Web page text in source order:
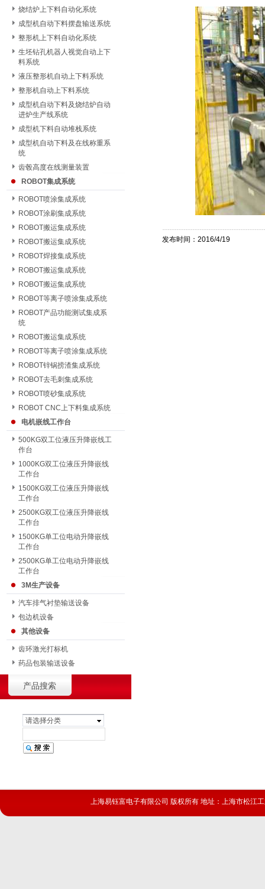
烧结炉上下料自动化系统
成型机自动下料摆盘输送系统
整形机上下料自动化系统
生坯钻孔机器人视觉自动上下
料系统
液压整形机自动上下料系统
整形机自动上下料系统
成型机自动下料及烧结炉自动
进炉生产线系统
成型机下料自动堆栈系统
成型机自动下料及在线称重系
统
齿毂高度在线测量装置
ROBOT集成系统
ROBOT喷涂集成系统
ROBOT涂刷集成系统
ROBOT搬运集成系统
ROBOT搬运集成系统
ROBOT焊接集成系统
ROBOT搬运集成系统
ROBOT搬运集成系统
ROBOT等离子喷涂集成系统
ROBOT产品功能测试集成系
统
ROBOT搬运集成系统
ROBOT等离子喷涂集成系统
ROBOT锌锅捞渣集成系统
ROBOT去毛刺集成系统
ROBOT喷砂集成系统
ROBOT CNC上下料集成系统
电机嵌线工作台
500KG双工位液压升降嵌线工
作台
1000KG双工位液压升降嵌线
工作台
1500KG双工位液压升降嵌线
工作台
2500KG双工位液压升降嵌线
工作台
1500KG单工位电动升降嵌线
工作台
2500KG单工位电动升降嵌线
工作台
3M生产设备
汽车排气衬垫输送设备
包边机设备
其他设备
齿环激光打标机
药品包装输送设备
发布时间：2016/4/19
产品搜索
请选择分类
上海易钰富电子有限公司 版权所有 地址：上海市松